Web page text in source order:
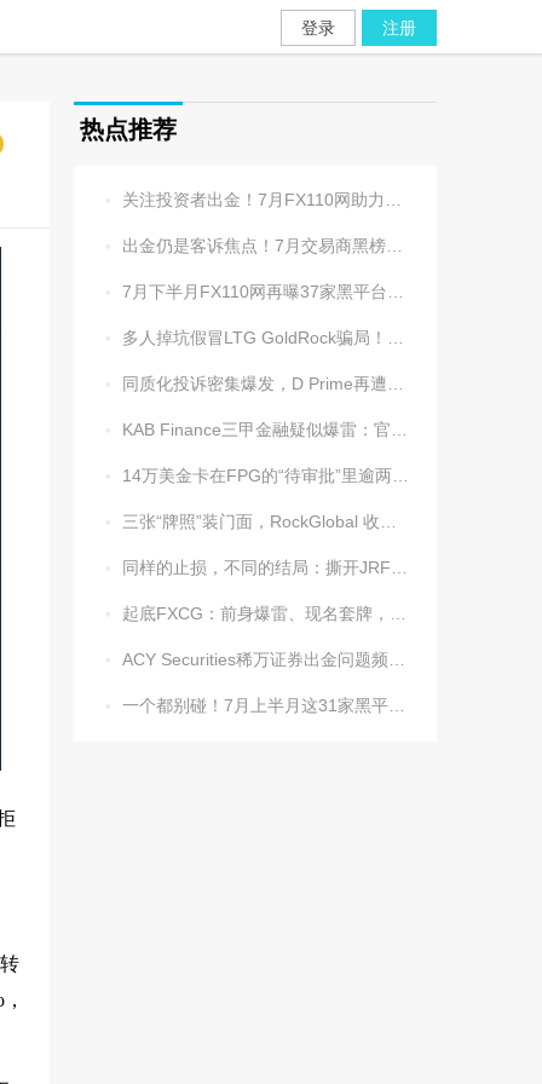
登录 注册
热点推荐
关注投资者出金！7月FX110网助力追回资金1202.5万元
出金仍是客诉焦点！7月交易商黑榜名单发布
7月下半月FX110网再曝37家黑平台，多家疑为同一团伙操控
多人掉坑假冒LTG GoldRock骗局！平台本尊曾被清算，受害者同样不计其数
同质化投诉密集爆发，D Prime再遭实名举报：超3.2万美元遭无理扣押
KAB Finance三甲金融疑似爆雷：官网瘫痪、业务员失联、出金遇阻
14万美金卡在FPG的“待审批”里逾两周，平台全线冷处理
三张“牌照”装门面，RockGlobal 收割起来从不手软
同样的止损，不同的结局：撕开JRFX金荣环球定向滑点的遮羞布
起底FXCG：前身爆雷、现名套牌，受害者还在增加
ACY Securities稀万证券出金问题频发，到账得凭运气？
一个都别碰！7月上半月这31家黑平台被揪出